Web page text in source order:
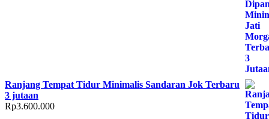
Ranjang Tempat Tidur Minimalis Sandaran Jok Terbaru
3 jutaan
Rp3.600.000